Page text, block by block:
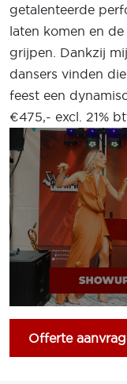
getalenteerde
laten komen en
grijpen. Dankzij
dansers vinden
feest een
€475,- excl. 21%
Interesse in deze
Danseressen"
Offerte